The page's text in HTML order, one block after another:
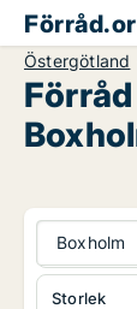
Östergötland
Boxholm
Storlek